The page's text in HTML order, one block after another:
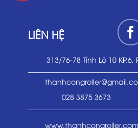
LIÊN HỆ
313/76-78 Tỉnh Lộ 10 KP.6,
028 3875 3673
www.thanhcongroller.com